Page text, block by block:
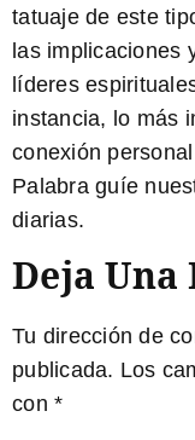
tatuaje de este
las implicaciones
líderes
instancia, lo más
conexión
Palabra guíe
diarias.
Deja Una
Tu dirección de
publicada. Los
con *